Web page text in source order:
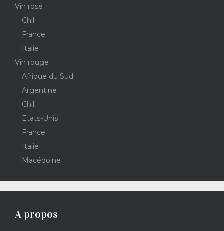
Vin rosé
Chili
France
Italie
Vin rouge
Afrique du Sud
Argentine
Chili
Etats-Unis
France
Italie
Macédoine
A propos